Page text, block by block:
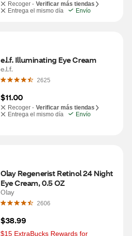
Recoger - Verificar más tiendas
Entrega el mismo día
Envío
e.l.f. Illuminating Eye Cream
e.l.f.
2625
$11.00
Recoger - Verificar más tiendas
Entrega el mismo día
Envío
Olay Regenerist Retinol 24 Night
Eye Cream, 0.5 OZ
Olay
2606
$38.99
$15 ExtraBucks Rewards for